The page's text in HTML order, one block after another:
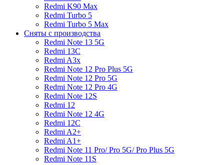
Redmi K90 Max
Redmi Turbo 5
Redmi Turbo 5 Max
Сняты с производства
Redmi Note 13 5G
Redmi 13C
Redmi A3x
Redmi Note 12 Pro Plus 5G
Redmi Note 12 Pro 5G
Redmi Note 12 Pro 4G
Redmi Note 12S
Redmi 12
Redmi Note 12 4G
Redmi 12C
Redmi A2+
Redmi A1+
Redmi Note 11 Pro/ Pro 5G/ Pro Plus 5G
Redmi Note 11S